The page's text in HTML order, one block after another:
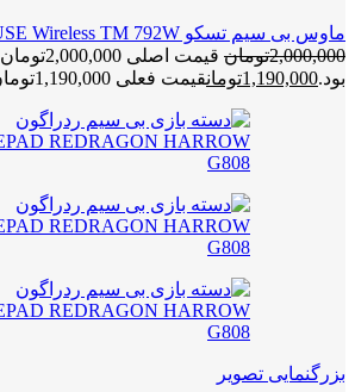
ماوس بی سیم تسکو TSCO MOUSE Wireless TM 792W
2,000,000تومان
قیمت اصلی 2,000,000تومان
بود.1,190,000تومانقیمت فعلی 1,190,000تومان است.
بزرگنمایی تصویر